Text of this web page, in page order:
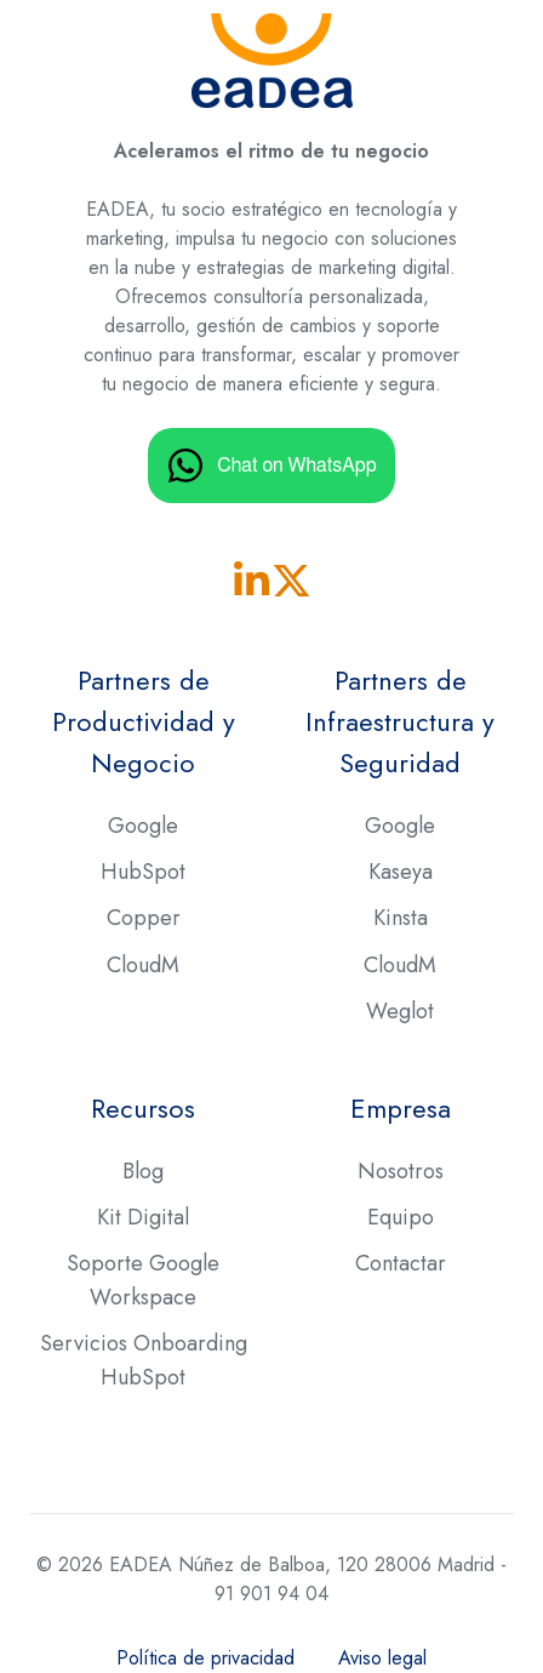
Aceleramos el ritmo de tu negocio
EADEA, tu socio estratégico en tecnología y
marketing, impulsa tu negocio con soluciones
en la nube y estrategias de marketing digital.
Ofrecemos consultoría personalizada,
desarrollo, gestión de cambios y soporte
continuo para transformar, escalar y promover
tu negocio de manera eficiente y segura.
Partners de
Productividad y
Negocio
Google
HubSpot
Copper
CloudM
Partners de
Infraestructura y
Seguridad
Google
Kaseya
Kinsta
CloudM
Weglot
Recursos
Blog
Kit Digital
Soporte Google
Workspace
Servicios Onboarding
HubSpot
Empresa
Nosotros
Equipo
Contactar
© 2026 EADEA Núñez de Balboa, 120 28006 Madrid -
91 901 94 04
Política de privacidad Aviso legal